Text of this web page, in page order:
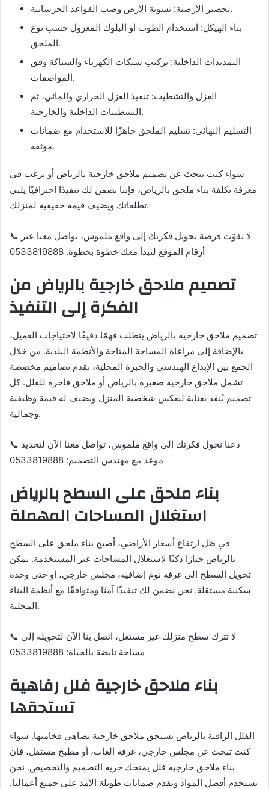
تحضير الأرضية: تسوية الأرض وصب القواعد الخرسانية.
بناء الهيكل: استخدام الطوب أو البلوك المعزول حسب نوع
الملحق.
التمديدات الداخلية: تركيب شبكات الكهرباء والسباكة وفق
المواصفات.
العزل والتشطيب: تنفيذ العزل الحراري والمائي، ثم
التشطيبات الداخلية والخارجية.
التسليم النهائي: تسليم الملحق جاهزًا للاستخدام مع ضمانات
موثقة.
سواء كنت تبحث عن تصميم ملاحق خارجية بالرياض أو ترغب في
معرفة تكلفة بناء ملحق بالرياض، فإننا نضمن لك تنفيذًا احترافيًا يلبي
تطلعاتك ويضيف قيمة حقيقية لمنزلك.
📞 لا تفوّت فرصة تحويل فكرتك إلى واقع ملموس، تواصل معنا عبر
أرقام الموقع لنبدأ معك خطوة بخطوة. 0533819888
تصميم ملاحق خارجية بالرياض من
الفكرة إلى التنفيذ
تصميم ملاحق خارجية بالرياض يتطلب فهمًا دقيقًا لاحتياجات العميل،
بالإضافة إلى مراعاة المساحة المتاحة والأنظمة البلدية. من خلال
الجمع بين الإبداع الهندسي والخبرة المحلية، نقدم تصاميم مخصصة
تشمل ملاحق خارجية صغيرة بالرياض أو ملاحق فاخرة للفلل. كل
تصميم يُنفذ بعناية ليعكس شخصية المنزل ويضيف له قيمة وظيفية
وجمالية.
📞 دعنا نحول فكرتك إلى واقع ملموس، تواصل معنا الآن لتحديد
موعد مع مهندس التصميم: 0533819888
بناء ملحق على السطح بالرياض
استغلال المساحات المهملة
في ظل ارتفاع أسعار الأراضي، أصبح بناء ملحق على السطح
بالرياض خيارًا ذكيًا لاستغلال المساحات غير المستخدمة. يمكن
تحويل السطح إلى غرفة نوم إضافية، مجلس خارجي، أو حتى وحدة
سكنية مستقلة. نحن نضمن لك تنفيذًا آمنًا ومتوافقًا مع أنظمة البناء
المحلية.
📞 لا تترك سطح منزلك غير مستغل، اتصل بنا الآن لتحويله إلى
مساحة نابضة بالحياة: 0533819888
بناء ملاحق خارجية فلل رفاهية
تستحقها
الفلل الراقية بالرياض تستحق ملاحق خارجية تضاهي فخامتها. سواء
كنت تبحث عن مجلس خارجي، غرفة ألعاب، أو مطبخ مستقل، فإن
بناء ملاحق خارجية فلل يمنحك حرية التصميم والتخصيص. نحن
نستخدم أفضل المواد ونقدم ضمانات طويلة الأمد على جميع أعمالنا.